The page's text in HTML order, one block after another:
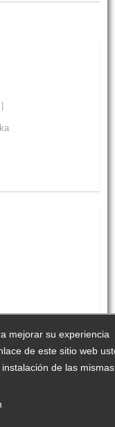
mejorar su experiencia
de este sitio web
de las mismas